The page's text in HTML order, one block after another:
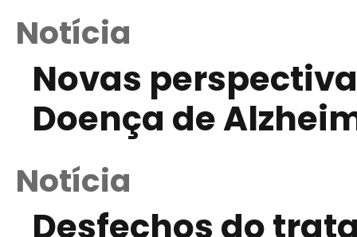
Notícia
Novas
Doença de
Notícia
Desfechos do